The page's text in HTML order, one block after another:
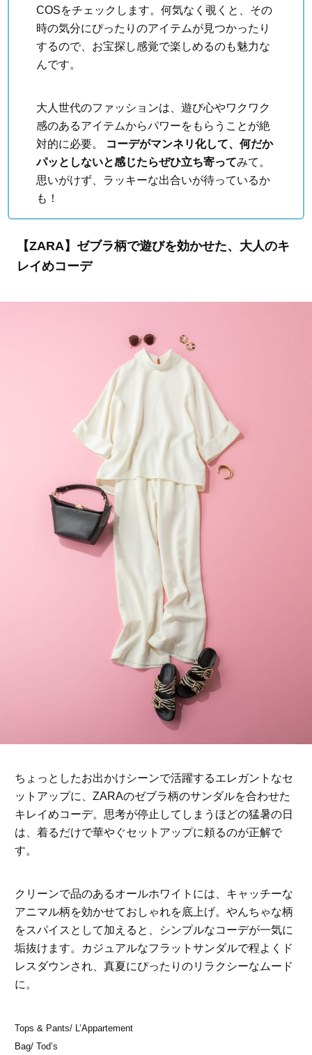
COSをチェックします。何気なく覗くと、その
時の気分にぴったりのアイテムが見つかったり
するので、お宝探し感覚で楽しめるのも魅力な
んです。
大人世代のファッションは、遊び心やワクワク
感のあるアイテムからパワーをもらうことが絶
対的に必要。
コーデがマンネリ化して、何だか
パッとしないと感じたらぜひ立ち寄ってみて。
思いがけず、ラッキーな出合いが待っているか
も！
【ZARA】ゼブラ柄で遊びを効かせた、大人のキ
レイめコーデ
ちょっとしたお出かけシーンで活躍するエレガントなセ
ットアップに、ZARAのゼブラ柄のサンダルを合わせた
キレイめコーデ。思考が停止してしまうほどの猛暑の日
は、着るだけで華やぐセットアップに頼るのが正解で
す。
クリーンで品のあるオールホワイトには、キャッチーな
アニマル柄を効かせておしゃれを底上げ。やんちゃな柄
をスパイスとして加えると、シンプルなコーデが一気に
垢抜けます。カジュアルなフラットサンダルで程よくド
レスダウンされ、真夏にぴったりのリラクシーなムード
に。
Tops & Pants/ L’Appartement
Bag/ Tod’s